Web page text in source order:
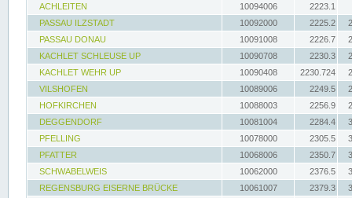
ACHLEITEN
10094006
2223.1
PASSAU ILZSTADT
10092000 2225.2
PASSAU DONAU
10091008 2226.7
KACHLET SCHLEUSE UP
10090708 2230.3
KACHLET WEHR UP
10090408 2230.724
VILSHOFEN
10089006 2249.5
HOFKIRCHEN
10088003 2256.9
DEGGENDORF
10081004 2284.4
PFELLING
10078000 2305.5
PFATTER
10068006 2350.7
SCHWABELWEIS
10062000 2376.5
REGENSBURG EISERNE BRÜCKE
10061007 2379.3